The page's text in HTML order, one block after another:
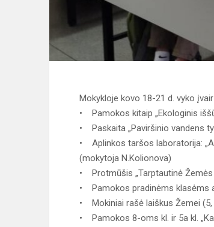
Mokykloje kovo 18-21 d. vyko
• Pamokos kitaip „Ekologinis
• Paskaita „Paviršinio vandens
• Aplinkos taršos laboratorija:
(mokytoja N.Kolionova)
• Protmūšis „Tarptautinė
• Pamokos pradinėms klasėms
• Mokiniai rašė laiškus Žemei (5,
• Pamokos 8-oms kl. ir 5a kl.